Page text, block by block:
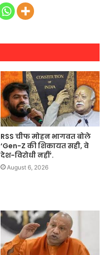
RSS चीफ मोहन भागवत बोले
‘Gen-Z की शिकायत सही, वे
देश-विरोधी नहीं’.
August 6, 2026